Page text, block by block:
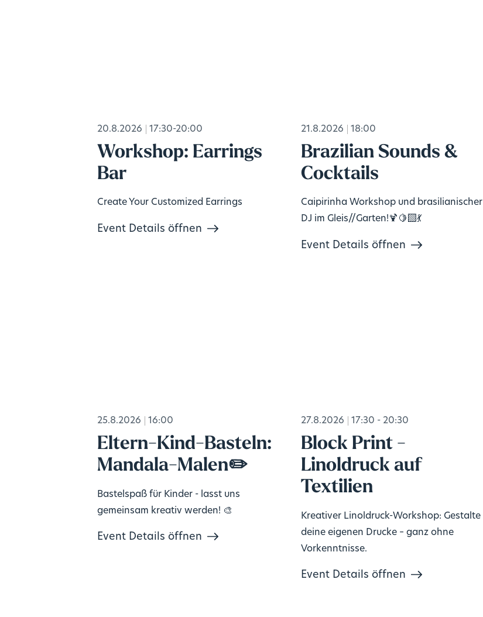
20.8.2026 17:30-20:00
Workshop: Earrings
Bar
Create Your Customized Earrings
Event Details öffnen
21.8.2026 18:00
Brazilian Sounds &
Cocktails
Caipirinha Workshop und brasilianischer
DJ im Gleis//Garten!🍹🍋‍🟩💃
Event Details öffnen
25.8.2026 16:00
Eltern-Kind-Basteln:
Mandala-Malen✏️
Bastelspaß für Kinder - lasst uns
gemeinsam kreativ werden! 🎨
Event Details öffnen
27.8.2026 17:30 - 20:30
Block Print -
Linoldruck auf
Textilien
Kreativer Linoldruck-Workshop: Gestalte
deine eigenen Drucke – ganz ohne
Vorkenntnisse.
Event Details öffnen